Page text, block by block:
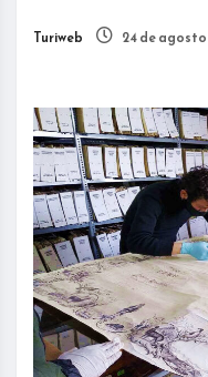
Turiweb 24 de agosto